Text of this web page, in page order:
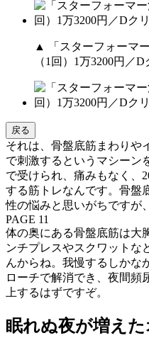
▲ 「スターフォーマ
（1回）1万3200円／
戻る
それは、骨盤底筋まわりや
で刺激するというマシーン
で受けられ、痛みもなく、
する筋トレなんです。骨盤
性の悩みと思いがちですが
PAGE 11
体の奥にある骨盤底筋は大
ンチプレスやスクワットな
んからね。我慢するしかな
ローチで解消でき、夜間頻
上するはずですぞ。
眠れぬ夜が増え